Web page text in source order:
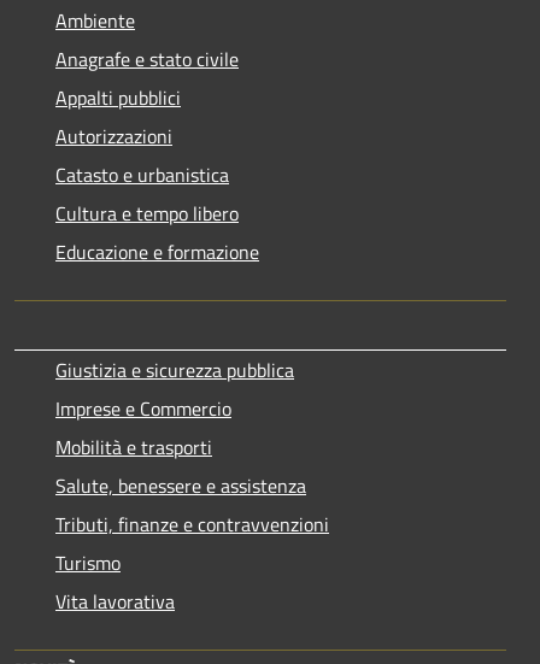
Ambiente
Anagrafe e stato civile
Appalti pubblici
Autorizzazioni
Catasto e urbanistica
Cultura e tempo libero
Educazione e formazione
Giustizia e sicurezza pubblica
Imprese e Commercio
Mobilità e trasporti
Salute, benessere e assistenza
Tributi, finanze e contravvenzioni
Turismo
Vita lavorativa